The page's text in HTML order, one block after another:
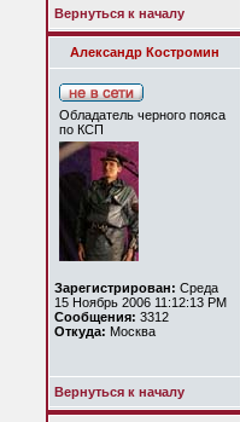
Вернуться к началу
Александр Костромин
Обладатель черного пояса
по КСП
Зарегистрирован: Среда
15 Ноябрь 2006 11:12:13 PM
Сообщения: 3312
Откуда: Москва
Вернуться к началу